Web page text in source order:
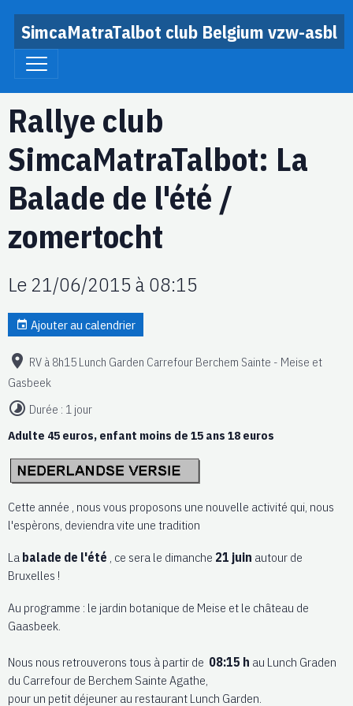
SimcaMatraTalbot club Belgium vzw-asbl
Rallye club
SimcaMatraTalbot: La
Balade de l'été /
zomertocht
Le 21/06/2015à 08:15
Ajouter au calendrier
RV à 8h15 Lunch Garden Carrefour Berchem Sainte - Meise et
Gasbeek
Durée : 1 jour
Adulte 45 euros, enfant moins de 15 ans 18 euros
Cette année , nous vous proposons une nouvelle activité qui, nous
l'espèrons, deviendra vite une tradition
La balade de l'été , ce sera le dimanche 21 juin autour de
Bruxelles !
Au programme : le jardin botanique de Meise et le château de
Gaasbeek.
Nous nous retrouverons tous à partir de 08:15 h au Lunch Graden
du Carrefour de Berchem Sainte Agathe,
pour un petit déjeuner au restaurant Lunch Garden.